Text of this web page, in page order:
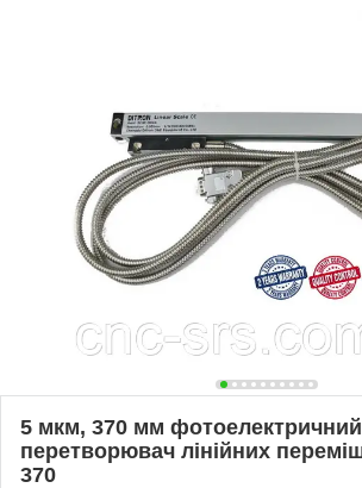
5 мкм, 370 мм фотоелектричний
перетворювач лінійних
370